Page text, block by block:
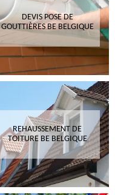
DEVIS POSE DE
GOUTTIÈRES BE BELGIQUE
REHAUSSEMENT DE
TOITURE BE BELGIQUE